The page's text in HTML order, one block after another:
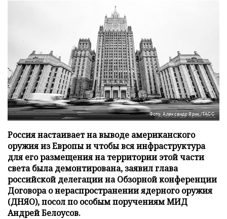
Фото: Александр Ярик/ТАСС
Россия настаивает на выводе американского
оружия из Европы и чтобы вся инфраструктура
для его размещения на территории этой части
света была демонтирована, заявил глава
российской делегации на Обзорной конференции
Договора о нераспространении ядерного оружия
(ДНЯО), посол по особым поручениям МИД
Андрей Белоусов.